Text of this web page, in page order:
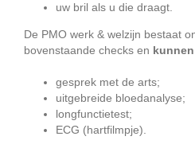
uw bril als u die draagt.
De PMO werk & welzijn bestaat
bovenstaande checks en kunnen
gesprek met de arts;
uitgebreide bloedanalyse;
longfunctietest;
ECG (hartfilmpje).